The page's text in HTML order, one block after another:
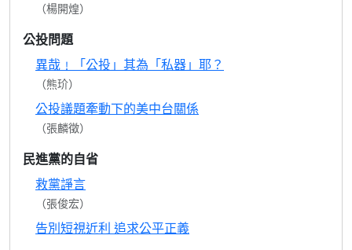
（楊開煌）
公投問題
異哉﹗「公投」其為「私器」耶？
（熊玠）
公投議題牽動下的美中台關係
（張麟徵）
民進黨的自省
救黨諍言
（張俊宏）
告別短視近利 追求公平正義